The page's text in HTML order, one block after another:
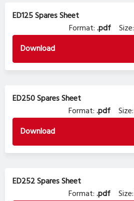
ED125 Spares Sheet
Format:.pdf Size:
Download
ED250 Spares Sheet
Format:.pdf Size:
Download
ED252 Spares Sheet
Format:.pdf Size: